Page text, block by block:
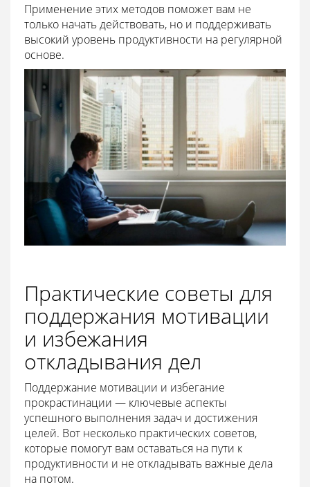
Применение этих методов поможет вам не
только начать действовать, но и поддерживать
высокий уровень продуктивности на регулярной
основе.
Практические советы для
поддержания мотивации
и избежания
откладывания дел
Поддержание мотивации и избегание
прокрастинации — ключевые аспекты
успешного выполнения задач и достижения
целей. Вот несколько практических советов,
которые помогут вам оставаться на пути к
продуктивности и не откладывать важные дела
на потом.